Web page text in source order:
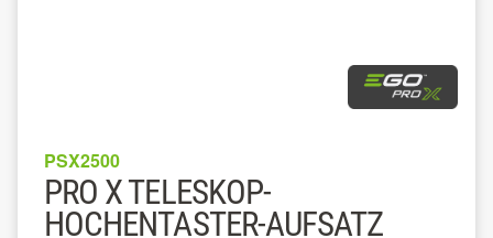
PSX2500
PRO X TELESKOP-
HOCHENTASTER-AUFSATZ